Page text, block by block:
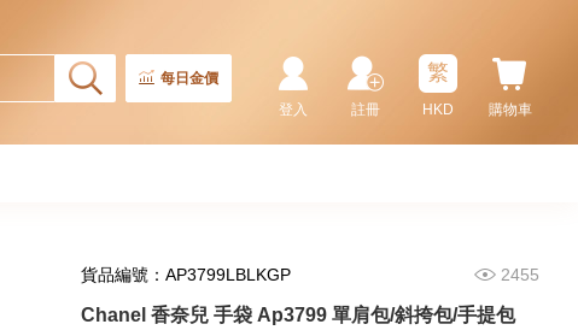
每日金價
購物車
繁
HKD
註冊
登入
貨品編號：AP3799LBLKGP 2455
Chanel 香奈兒 手袋 Ap3799 單肩包/斜挎包/手提包
Chanel 香奈兒 手袋 As5293
單肩包/手提包